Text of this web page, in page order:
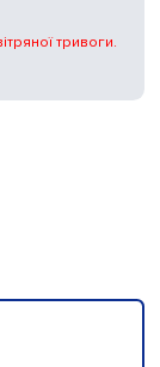
тривоги.